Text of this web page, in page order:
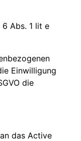
Abs. 1 lit e
Einwilligung
die
das Active